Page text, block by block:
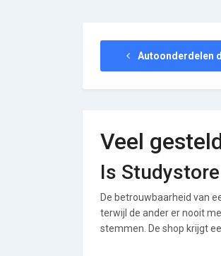
Autoonderdelen
Veel
Is
De betrouwbaarheid van
terwijl de ander er nooit
stemmen. De shop krijgt